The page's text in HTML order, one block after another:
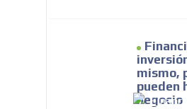
mismo,
pueden
negocio